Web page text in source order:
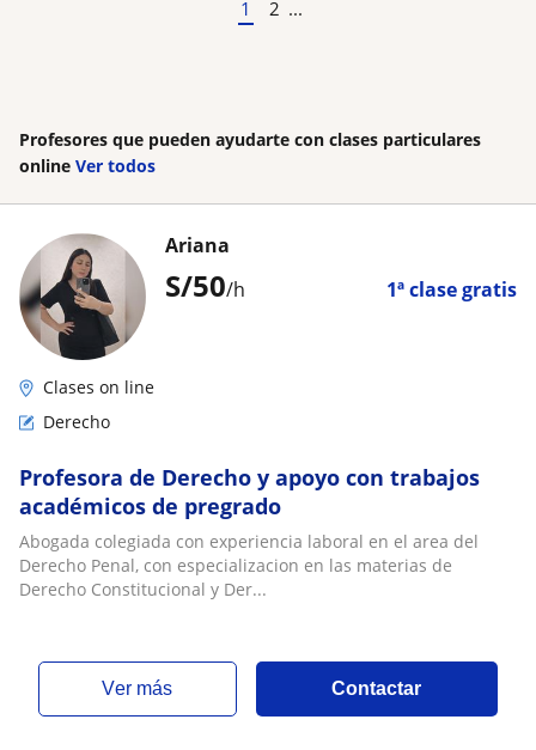
1 2 ...
Profesores que pueden ayudarte con clases particulares
online Ver todos
S/50/h 1ª clase gratis
Ariana
Clases on line
Derecho
Profesora de Derecho y apoyo con trabajos
académicos de pregrado
Abogada colegiada con experiencia laboral en el area del
Derecho Penal, con especializacion en las materias de
Derecho Constitucional y Der...
ver más Contactar